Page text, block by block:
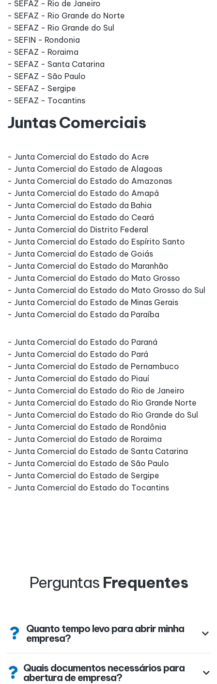
- SEFAZ - Rio de Janeiro
- SEFAZ - Rio Grande do Norte
- SEFAZ - Rio Grande do Sul
- SEFIN - Rondonia
- SEFAZ - Roraima
- SEFAZ - Santa Catarina
- SEFAZ - São Paulo
- SEFAZ - Sergipe
- SEFAZ - Tocantins
Juntas Comerciais
- Junta Comercial do Estado do Acre
- Junta Comercial do Estado de Alagoas
- Junta Comercial do Estado do Amazonas
- Junta Comercial do Estado do Amapá
- Junta Comercial do Estado da Bahia
- Junta Comercial do Estado do Ceará
- Junta Comercial do Distrito Federal
- Junta Comercial do Estado do Espírito Santo
- Junta Comercial do Estado de Goiás
- Junta Comercial do Estado do Maranhão
- Junta Comercial do Estado do Mato Grosso
- Junta Comercial do Estado do Mato Grosso do Sul
- Junta Comercial do Estado de Minas Gerais
- Junta Comercial do Estado da Paraíba
- Junta Comercial do Estado do Paraná
- Junta Comercial do Estado do Pará
- Junta Comercial do Estado de Pernambuco
- Junta Comercial do Estado do Piauí
- Junta Comercial do Estado do Rio de Janeiro
- Junta Comercial do Estado do Rio Grande Norte
- Junta Comercial do Estado do Rio Grande do Sul
- Junta Comercial do Estado de Rondônia
- Junta Comercial do Estado de Roraima
- Junta Comercial do Estado de Santa Catarina
- Junta Comercial do Estado de São Paulo
- Junta Comercial do Estado de Sergipe
- Junta Comercial do Estado do Tocantins
Perguntas Frequentes
Quanto tempo levo para abrir minha
empresa?
Quais documentos necessários para
abertura de empresa?